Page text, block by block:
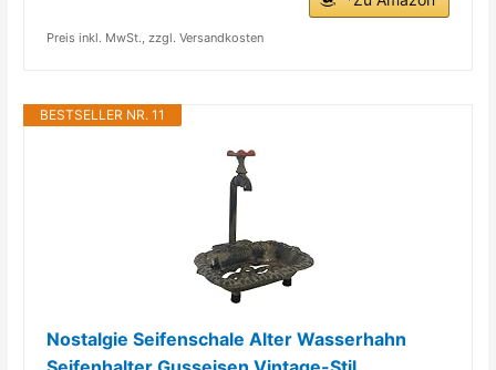
Preis inkl. MwSt., zzgl. Versandkosten
BESTSELLER NR. 11
Nostalgie Seifenschale Alter Wasserhahn